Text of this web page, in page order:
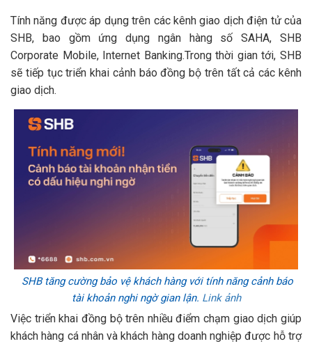
Tính năng được áp dụng trên các kênh giao dịch điện tử của
SHB, bao gồm ứng dụng ngân hàng số SAHA, SHB
Corporate Mobile, Internet Banking.Trong thời gian tới, SHB
sẽ tiếp tục triển khai cảnh báo đồng bộ trên tất cả các kênh
giao dịch.
SHB tăng cường bảo vệ khách hàng với tính năng cảnh báo
tài khoản nghi ngờ gian lận. Link ảnh
Việc triển khai đồng bộ trên nhiều điểm chạm giao dịch giúp
khách hàng cá nhân và khách hàng doanh nghiệp được hỗ trợ